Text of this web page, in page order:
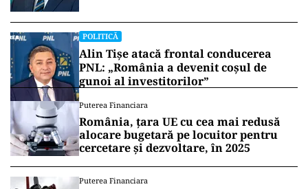
POLITICĂ
Alin Tișe atacă frontal conducerea
PNL: „România a devenit coșul de
gunoi al investitorilor”
Puterea Financiara
România, țara UE cu cea mai redusă
alocare bugetară pe locuitor pentru
cercetare și dezvoltare, în 2025
Puterea Financiara